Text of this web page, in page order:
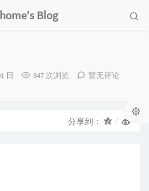
Blog
日 847 次浏览
暂无评论
分享到：